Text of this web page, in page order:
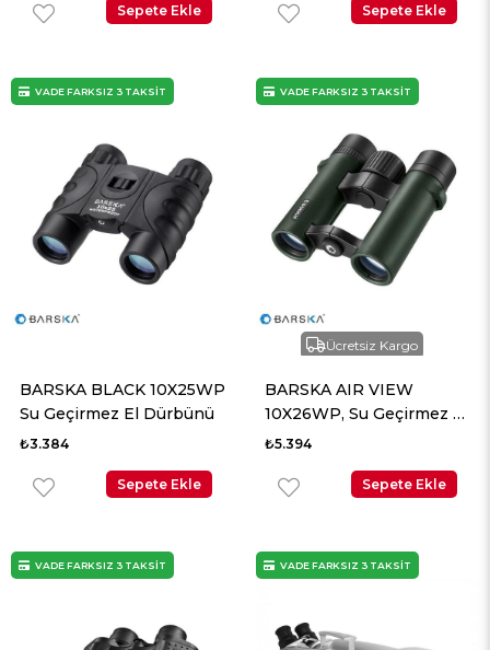
Sepete Ekle Sepete Ekle
BARSKA BLACK 10X25WP
Su Geçirmez El Dürbünü
₺3.384
Sepete Ekle
VADE FARKSIZ 3 TAKSİT
Ücretsiz Kargo
BARSKA AIR VIEW
10X26WP, Su Geçirmez El
Dürbünü
₺5.394
Sepete Ekle
VADE FARKSIZ 3 TAKSİT
VADE FARKSIZ 3 TAKSİT VADE FARKSIZ 3 TAKSİT